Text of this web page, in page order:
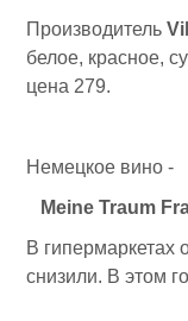
Производитель
белое, красное,
цена 279.
Немецкое вино -
Meine Traum
В гипермаркетах
снизили. В этом